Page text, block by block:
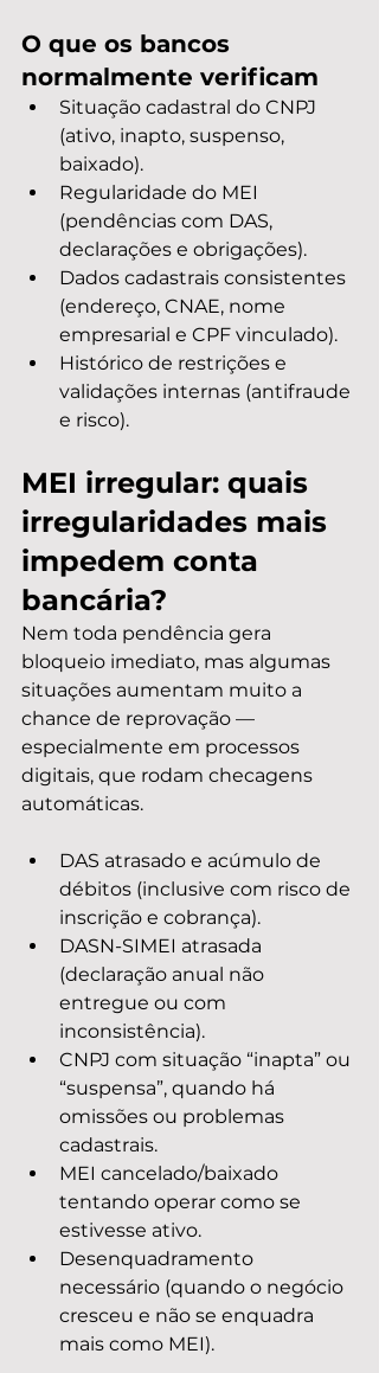
O que os bancos
normalmente verificam
Situação cadastral do CNPJ
(ativo, inapto, suspenso,
baixado).
Regularidade do MEI
(pendências com DAS,
declarações e obrigações).
Dados cadastrais consistentes
(endereço, CNAE, nome
empresarial e CPF vinculado).
Histórico de restrições e
validações internas (antifraude
e risco).
MEI irregular: quais
irregularidades mais
impedem conta
bancária?
Nem toda pendência gera
bloqueio imediato, mas algumas
situações aumentam muito a
chance de reprovação —
especialmente em processos
digitais, que rodam checagens
automáticas.
DAS atrasado e acúmulo de
débitos (inclusive com risco de
inscrição e cobrança).
DASN-SIMEI atrasada
(declaração anual não
entregue ou com
inconsistência).
CNPJ com situação “inapta” ou
“suspensa”, quando há
omissões ou problemas
cadastrais.
MEI cancelado/baixado
tentando operar como se
estivesse ativo.
Desenquadramento
necessário (quando o negócio
cresceu e não se enquadra
mais como MEI).